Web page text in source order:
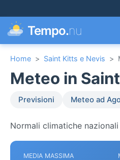
Tempo.nu
Home > Saint Kitts e Nevis >
Meteo in
Previsioni Meteo ad
Normali climatiche
MEDIA MASSIMA